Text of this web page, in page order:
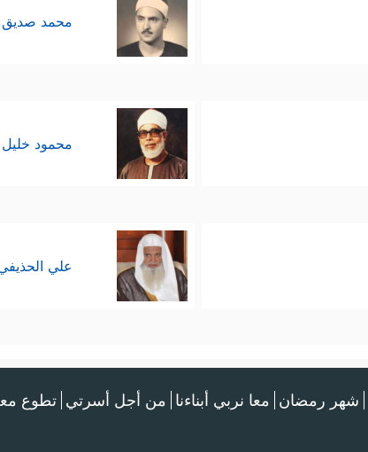
محمد صديق
محمود
علي
شهر رمضان معا نربي أبناءنا من أجل أسرتي تطوع